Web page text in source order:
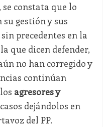
se constata que lo
gestión y sus
precedentes en la
que dicen defender,
no han corregido y
continúan
agresores y
dejándolos en
del PP.